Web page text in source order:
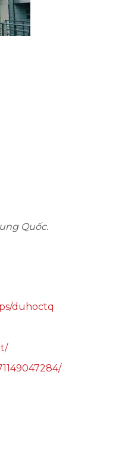
Quốc.
duhoctq